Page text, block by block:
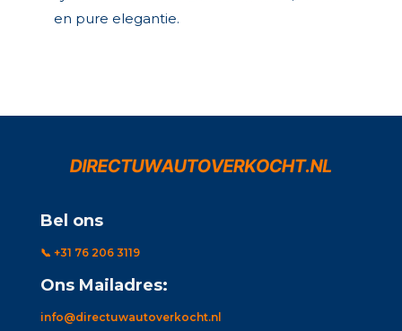
en pure elegantie.
Bel ons
📞 +31 76 206 3119
Ons Mailadres:
info@directuwautoverkocht.nl